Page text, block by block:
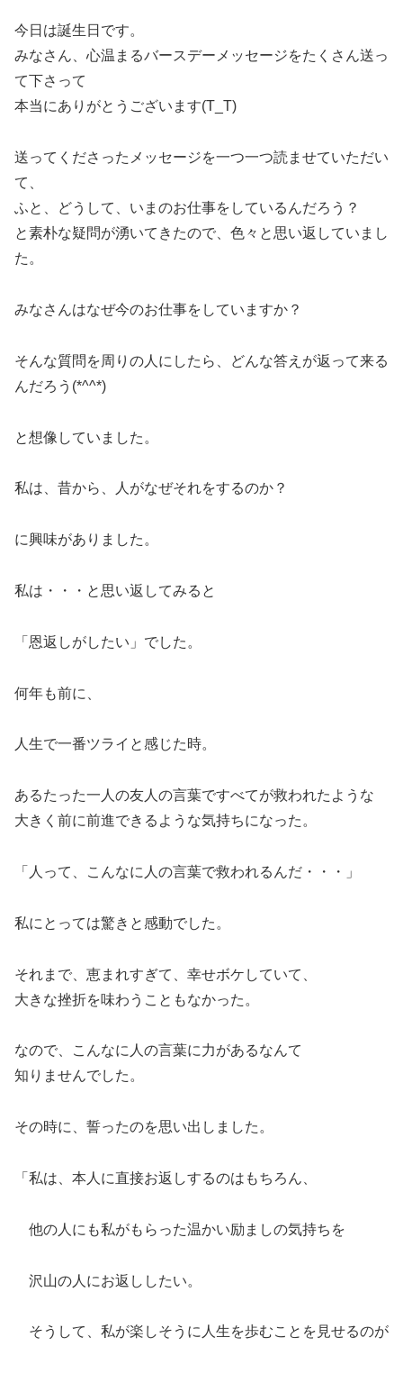
今日は誕生日です。
みなさん、心温まるバースデーメッセージをたくさん送っ
て下さって
本当にありがとうございます(T_T)
送ってくださったメッセージを一つ一つ読ませていただい
て、
ふと、どうして、いまのお仕事をしているんだろう？
と素朴な疑問が湧いてきたので、色々と思い返していまし
た。
みなさんはなぜ今のお仕事をしていますか？
そんな質問を周りの人にしたら、どんな答えが返って来る
んだろう(*^^*)
と想像していました。
私は、昔から、人がなぜそれをするのか？
に興味がありました。
私は・・・と思い返してみると
「恩返しがしたい」でした。
何年も前に、
人生で一番ツライと感じた時。
あるたった一人の友人の言葉ですべてが救われたような
大きく前に前進できるような気持ちになった。
「人って、こんなに人の言葉で救われるんだ・・・」
私にとっては驚きと感動でした。
それまで、恵まれすぎて、幸せボケしていて、
大きな挫折を味わうこともなかった。
なので、こんなに人の言葉に力があるなんて
知りませんでした。
その時に、誓ったのを思い出しました。
「私は、本人に直接お返しするのはもちろん、
他の人にも私がもらった温かい励ましの気持ちを
沢山の人にお返ししたい。
そうして、私が楽しそうに人生を歩むことを見せるのが